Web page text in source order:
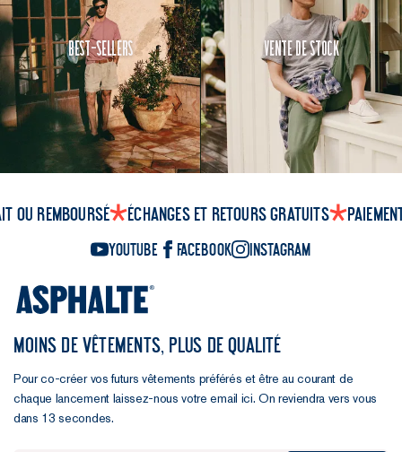
Best-Sellers Vente de Stock
ou remboursé Échanges et retours gratuits
YouTube Facebook Instagram
MOINS DE VÊTEMENTS, PLUS DE QUALITÉ
Pour co-créer vos futurs vêtements préférés et être au courant de
chaque lancement laissez-nous votre email ici. On reviendra vers vous
dans 13 secondes.